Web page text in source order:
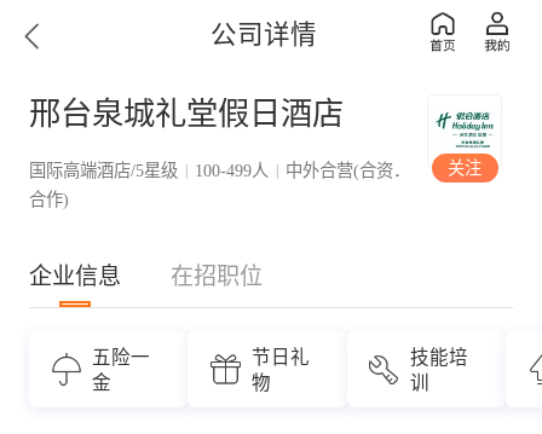
公司详情
邢台泉城礼堂假日酒店
国际高端酒店/5星级 | 100-499人 | 中外合营(合资．
合作)
关注
企业信息 在招职位
五险一
金
节日礼
物
技能培
训